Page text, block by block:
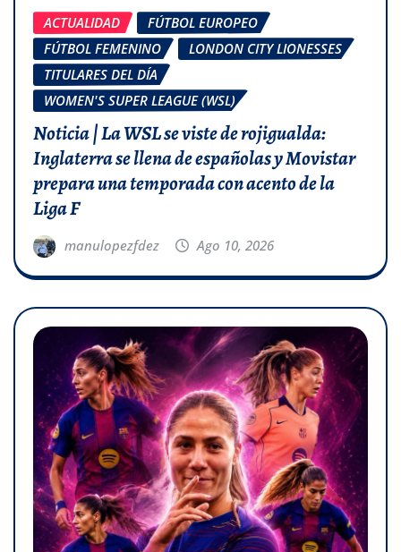
ACTUALIDAD
FÚTBOL EUROPEO
FÚTBOL FEMENINO
LONDON CITY LIONESSES
TITULARES DEL DÍA
WOMEN'S SUPER LEAGUE (WSL)
Noticia | La WSL se viste de rojigualda:
Inglaterra se llena de españolas y Movistar
prepara una temporada con acento de la
Liga F
manulopezfdez Ago 10, 2026